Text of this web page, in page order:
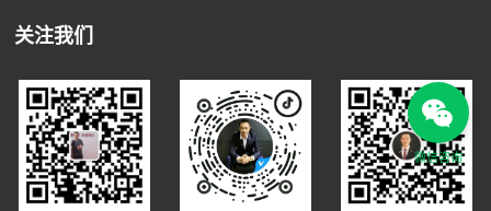
关注我们
微信咨询